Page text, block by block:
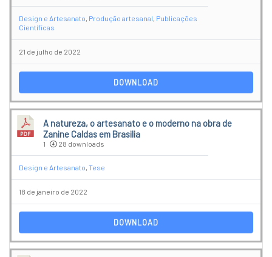
Design e Artesanato, Produção artesanal, Publicações
Científicas
21 de julho de 2022
DOWNLOAD
A natureza, o artesanato e o moderno na obra de
Zanine Caldas em Brasilia
1 28 downloads
Design e Artesanato, Tese
18 de janeiro de 2022
DOWNLOAD